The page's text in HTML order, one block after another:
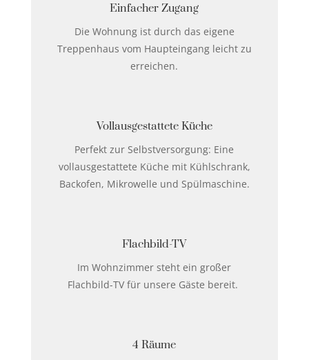
Einfacher Zugang
Die Wohnung ist durch das eigene
Treppenhaus vom Haupteingang leicht zu
erreichen.
Vollausgestattete Küche
Perfekt zur Selbstversorgung: Eine
vollausgestattete Küche mit Kühlschrank,
Backofen, Mikrowelle und Spülmaschine.
Flachbild-TV
Im Wohnzimmer steht ein großer
Flachbild-TV für unsere Gäste bereit.
4 Räume